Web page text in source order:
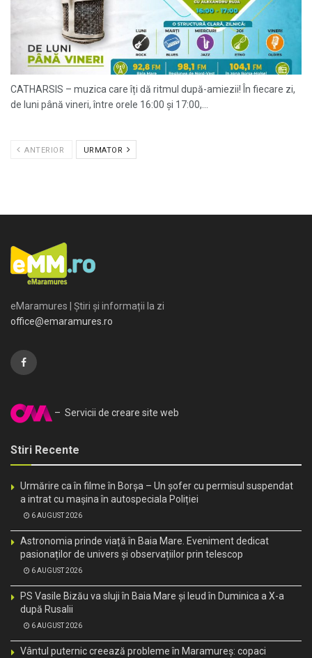
CATHARSIS – muzica care îți dă ritmul după-amiezii! În fiecare zi,
de luni până vineri, între orele 16:00 și 17:00,...
ANTERIOR URMATOR
eMaramures | Știri și informații la zi
office@emaramures.ro
– Servicii de creare site web
Stiri Recente
Urmărire ca în filme în Borșa – Un șofer cu permisul suspendat
a intrat cu mașina în autospeciala Poliției
6 AUGUST 2026
Astronomia prinde viață în Baia Mare. Eveniment dedicat
pasionaților de univers și observațiilor prin telescop
6 AUGUST 2026
PS Vasile Bizău va sluji în Baia Mare și Ieud în Duminica a X-a
după Rusalii
6 AUGUST 2026
Vântul puternic creează probleme în Maramureș: copaci